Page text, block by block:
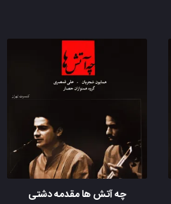
چه آتش ها مقدمه دشتی